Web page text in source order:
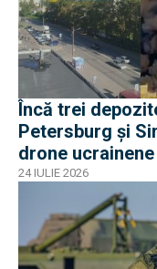
Încă trei
Petersburg și
drone ucrainene
24 IULIE 2026